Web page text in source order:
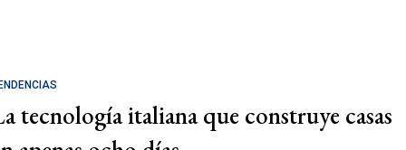
tecnología italiana que construye casas